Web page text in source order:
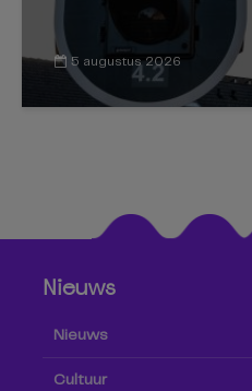
5 augustus 2026
Nieuws
Nieuws
Cultuur